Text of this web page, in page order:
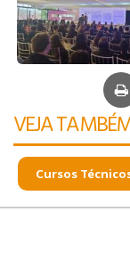
VEJA
Cursos